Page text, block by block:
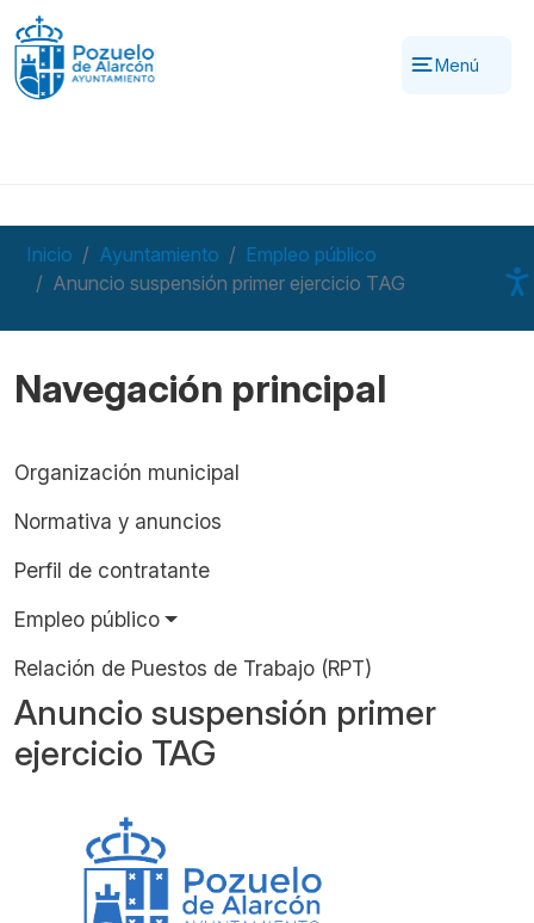
Pasar al contenido principal
Menú
Inicio Ayuntamiento
Empleo público
Anuncio suspensión primer ejercicio TAG
Navegación principal
Organización municipal
Normativa y anuncios
Perfil de contratante
Empleo público
Relación de Puestos de Trabajo (RPT)
Anuncio suspensión primer
ejercicio TAG